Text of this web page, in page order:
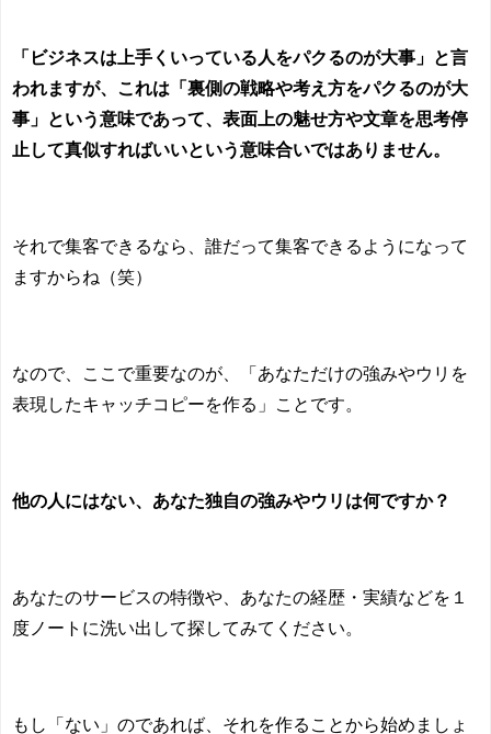
「ビジネスは上手くいっている人をパクるのが大事」と言
われますが、これは「裏側の戦略や考え方をパクるのが大
事」という意味であって、表面上の魅せ方や文章を思考停
止して真似すればいいという意味合いではありません。
それで集客できるなら、誰だって集客できるようになって
ますからね（笑）
なので、ここで重要なのが、「あなただけの強みやウリを
表現したキャッチコピーを作る」ことです。
他の人にはない、あなた独自の強みやウリは何ですか？
あなたのサービスの特徴や、あなたの経歴・実績などを１
度ノートに洗い出して探してみてください。
もし「ない」のであれば、それを作ることから始めましょ